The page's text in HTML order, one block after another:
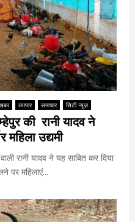
व्यापार समाचार सिटी न्यूज़
की रानी यादव ने
महिला उद्यमी
रानी यादव ने यह साबित कर दिया
पर महिलाएं...